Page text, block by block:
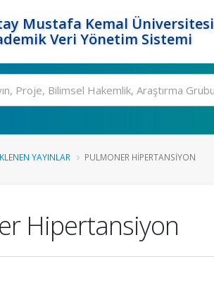
Mustafa Kemal Üniversitesi
Veri Yönetim Sistemi
YAYINLAR PULMONER HIPERTANSIYON
Hipertansiyon